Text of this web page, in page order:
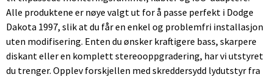
Alle produktene er nøye valgt ut for å passe perfekt i Dodge
Dakota 1997, slik at du får en enkel og problemfri installasjon
uten modifisering. Enten du ønsker kraftigere bass, skarpere
diskant eller en komplett stereooppgradering, har vi utstyret
du trenger. Opplev forskjellen med skreddersydd lydutstyr fra